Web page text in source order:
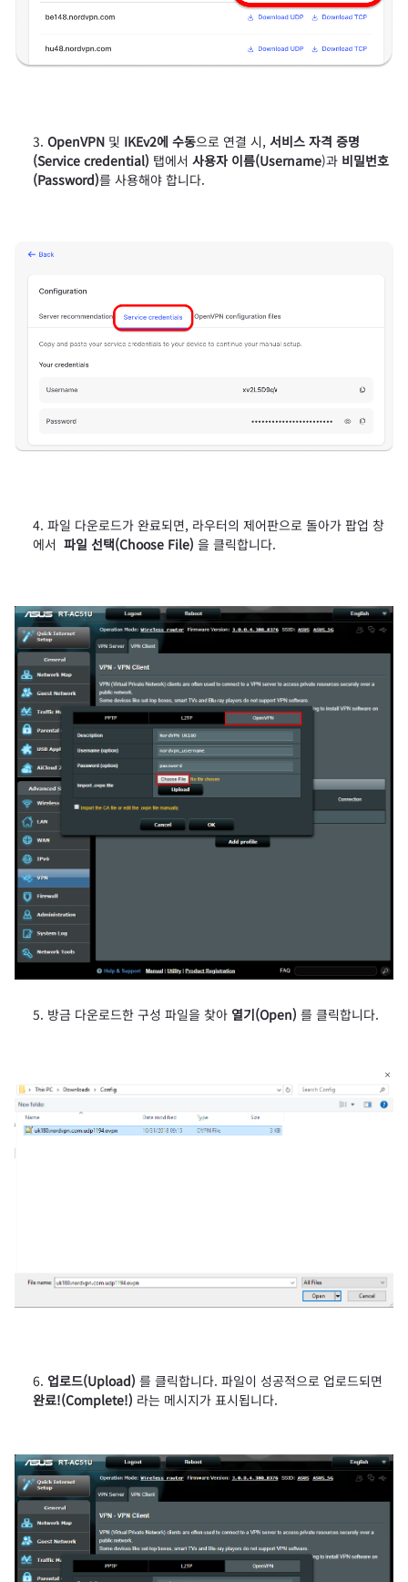
OpenVPN 및 IKEv2에 수동으로 연결 시, 서비스 자격 증명
(Service credential) 탭에서 사용자 이름(Username)과 비밀번호
(Password)를 사용해야 합니다.
파일 다운로드가 완료되면, 라우터의 제어판으로 돌아가 팝업 창
에서 파일 선택(Choose File) 을 클릭합니다.
방금 다운로드한 구성 파일을 찾아 열기(Open) 를 클릭합니다.
업로드(Upload) 를 클릭합니다. 파일이 성공적으로 업로드되면
완료!(Complete!) 라는 메시지가 표시됩니다.